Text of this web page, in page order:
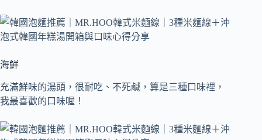
海鮮
充滿鮮味的湯頭，很耐吃、不死鹹，算是三種口味裡，
我最喜歡的口味喔！